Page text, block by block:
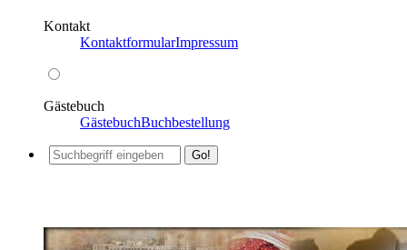
Kontakt
KontaktformularImpressum
Gästebuch
GästebuchBuchbestellung